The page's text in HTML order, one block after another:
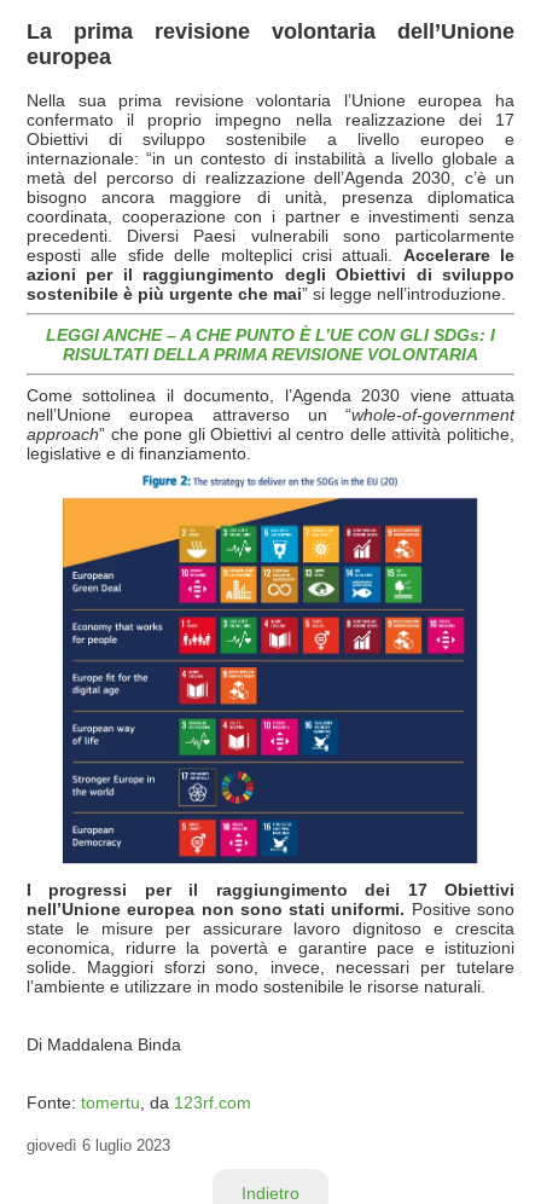
La prima revisione volontaria dell’Unione
europea
Nella sua prima revisione volontaria l’Unione europea ha
confermato il proprio impegno nella realizzazione dei 17
Obiettivi di sviluppo sostenibile a livello europeo e
internazionale: “in un contesto di instabilità a livello globale a
metà del percorso di realizzazione dell’Agenda 2030, c’è un
bisogno ancora maggiore di unità, presenza diplomatica
coordinata, cooperazione con i partner e investimenti senza
precedenti. Diversi Paesi vulnerabili sono particolarmente
esposti alle sfide delle molteplici crisi attuali. Accelerare le
azioni per il raggiungimento degli Obiettivi di sviluppo
sostenibile è più urgente che mai” si legge nell’introduzione.
LEGGI ANCHE – A CHE PUNTO È L’UE CON GLI SDGs: I
RISULTATI DELLA PRIMA REVISIONE VOLONTARIA
Come sottolinea il documento, l’Agenda 2030 viene attuata
nell’Unione europea attraverso un “whole-of-government
approach” che pone gli Obiettivi al centro delle attività politiche,
legislative e di finanziamento.
I progressi per il raggiungimento dei 17 Obiettivi
nell’Unione europea non sono stati uniformi. Positive sono
state le misure per assicurare lavoro dignitoso e crescita
economica, ridurre la povertà e garantire pace e istituzioni
solide. Maggiori sforzi sono, invece, necessari per tutelare
l’ambiente e utilizzare in modo sostenibile le risorse naturali.
Di Maddalena Binda
Fonte: tomertu , da 123rf.com
giovedì 6 luglio 2023
Indietro